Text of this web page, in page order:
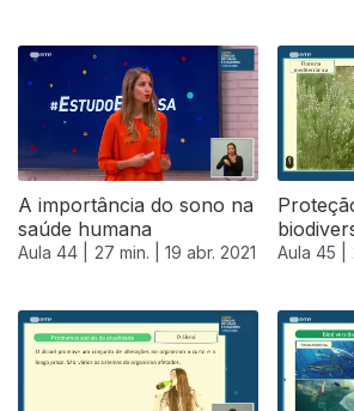
A importância do sono na
saúde humana
Aula 44 | 27 min. | 19 abr. 2021 Aula 45 |
540370